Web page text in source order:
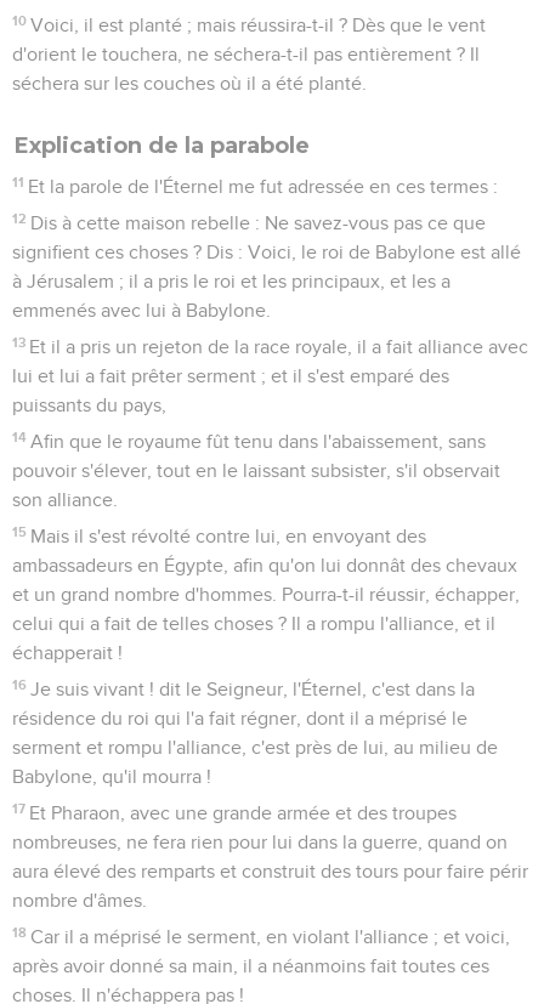
10 Voici, il est planté ; mais réussira-t-il ? Dès que le vent
d'orient le touchera, ne séchera-t-il pas entièrement ? Il
séchera sur les couches où il a été planté.
Explication de la parabole
11 Et la parole de l'Éternel me fut adressée en ces termes :
12 Dis à cette maison rebelle : Ne savez-vous pas ce que
signifient ces choses ? Dis : Voici, le roi de Babylone est allé
à Jérusalem ; il a pris le roi et les principaux, et les a
emmenés avec lui à Babylone.
13 Et il a pris un rejeton de la race royale, il a fait alliance avec
lui et lui a fait prêter serment ; et il s'est emparé des
puissants du pays,
14 Afin que le royaume fût tenu dans l'abaissement, sans
pouvoir s'élever, tout en le laissant subsister, s'il observait
son alliance.
15 Mais il s'est révolté contre lui, en envoyant des
ambassadeurs en Égypte, afin qu'on lui donnât des chevaux
et un grand nombre d'hommes. Pourra-t-il réussir, échapper,
celui qui a fait de telles choses ? Il a rompu l'alliance, et il
échapperait !
16 Je suis vivant ! dit le Seigneur, l'Éternel, c'est dans la
résidence du roi qui l'a fait régner, dont il a méprisé le
serment et rompu l'alliance, c'est près de lui, au milieu de
Babylone, qu'il mourra !
17 Et Pharaon, avec une grande armée et des troupes
nombreuses, ne fera rien pour lui dans la guerre, quand on
aura élevé des remparts et construit des tours pour faire périr
nombre d'âmes.
18 Car il a méprisé le serment, en violant l'alliance ; et voici,
après avoir donné sa main, il a néanmoins fait toutes ces
choses. Il n'échappera pas !